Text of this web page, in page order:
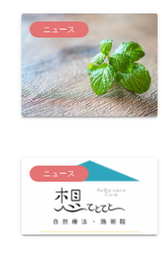
ニュース
ニュース